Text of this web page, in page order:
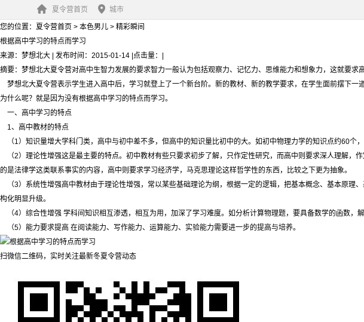
夏令营首页 城市
您的位置： 夏令营首页 > 本色男儿 > 精彩瞬间
根据高中学习的特点而学习
来源： 梦想北大 发布时间：2015-01-14 点击量：
摘要： 梦想北大夏令营对高中生智力发展的要求智力一般认为包括观察力、记忆力、思维能力和想象力，这就要求
梦想北大夏令营表示学生进入高中后，学习就登上了一个新台阶。新的教材、新的教学要求，在学生面前摆下
为什么呢？就是因为没有根据高中学习的特点而学习。
一、高中学习的特点
1、高中教材的特点
（1）知识量增大学科门类，高中与初中差不多，但高中的知识量比初中的大。如初中物理力学的知识点约60个，
（2）理论性增强这是最主要的特点。初中教材有些只要求初步了解，只作定性研究，而高中则要求深人理解，
的是法律学这类联系事实的内容，高中则要求学习经济学，马克思理论这样哲学性的东西，比较之下更为抽象。
（3）系统性增强高中教材由于理论性增强，常以某些基础理论为纲，根据一定的逻辑，把基本概念、基本原理
构化明显升级。
（4）综合性增强 学科间知识相互渗透，相互为用，加深了学习难度。如分析计算物理题，要具备数学的函数，解
（5）能力要求提高 在阅读能力、写作能力、运算能力、实验能力需要进一步的提高与培养。
扫微信二维码，实时关注最新冬夏令营动态